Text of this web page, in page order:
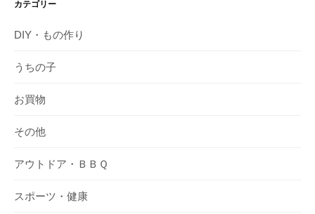
カテゴリー
DIY・もの作り
うちの子
お買物
その他
アウトドア・ＢＢＱ
スポーツ・健康